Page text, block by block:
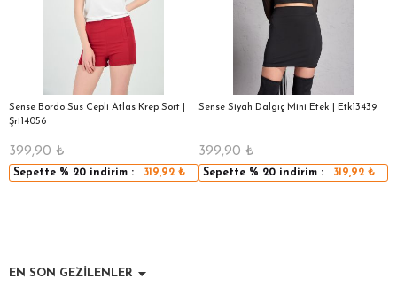
Sense Bordo Sus Cepli Atlas Krep Sort |
Şrt14056
399,90 ₺
Sepette % 20 indirim : 319,92₺
Sense Siyah Dalgıç Mini Etek | Etk13439
399,90 ₺
Sepette % 20 indirim : 319,92₺
EN SON GEZİLENLER